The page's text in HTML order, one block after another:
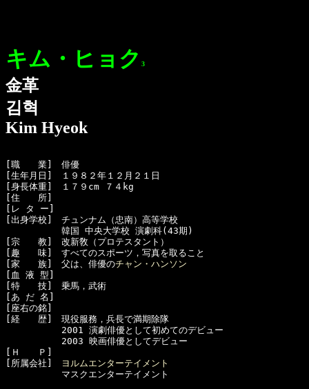
キム・ヒョク 3
金革
김혁
Kim Hyeok
[職　　業]　俳優
[生年月日]　１９８２年１２月２１日
[身長体重]　１７９cm ７４kg
[住　　所]
[レ タ ー]
[出身学校]　チュンナム（忠南）高等学校
  　　　　　韓国 中央大学校 演劇科(43期)
[宗　　教]　改新敎（プロテスタント）
[趣　　味]　すべてのスポーツ，写真を取ること
[家　　族]　父は、俳優のチャン・ハンソン
[血 液 型]
[特　　技]　乗馬，武術
[あ だ 名]
[座右の銘]
[経　　歴]　現役服務，兵長で満期除隊
  　　　　　2001 演劇俳優として初めてのデビュー
  　　　　　2003 映画俳優としてデビュー
[Ｈ　　Ｐ]
[所属会社]
ヨルムエンターテイメント
  　　　　　マスクエンターテイメント